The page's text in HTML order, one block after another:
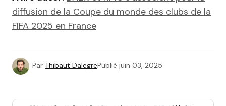
diffusion de la Coupe du monde des clubs de la
FIFA 2025 en France
Par Thibaut DalegrePublié juin 03, 2025